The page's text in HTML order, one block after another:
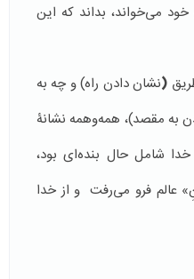
می‌خواند، بداند که این
(نشان دادن راه) و چه به
به مقصد)، همه‌و‌همه نشانۀ
شامل حال بنده‌ای بود،
عالم فرو می‌رفت و از خدا